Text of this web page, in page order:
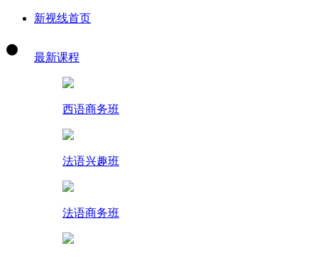
新视线首页
最新课程
西语商务班
法语兴趣班
法语商务班